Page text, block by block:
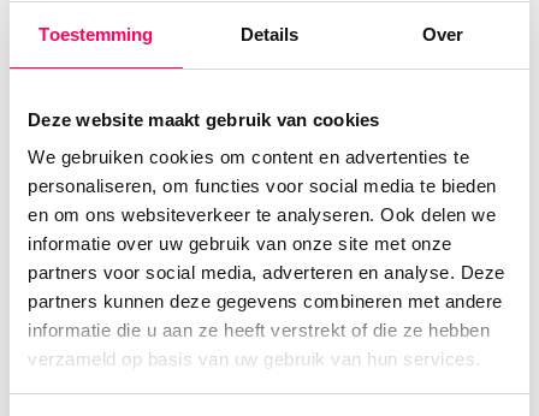
Toestemming Details Over
Deze website maakt gebruik van cookies
We gebruiken cookies om content en advertenties te
personaliseren, om functies voor social media te bieden
en om ons websiteverkeer te analyseren. Ook delen we
informatie over uw gebruik van onze site met onze
partners voor social media, adverteren en analyse. Deze
partners kunnen deze gegevens combineren met andere
informatie die u aan ze heeft verstrekt of die ze hebben
verzameld op basis van uw gebruik van hun services.
Tip: Eet een heerlijke, Nasi Campur (één van de
En bij Shooq (om de hoek bij Greenfield Hotel)
eet je de lekkerste (prawn) shawarma.
De oostkust van Bali & snorkelen met
zeeschildpadden
Na Ubud reizen we door naar Amed, een